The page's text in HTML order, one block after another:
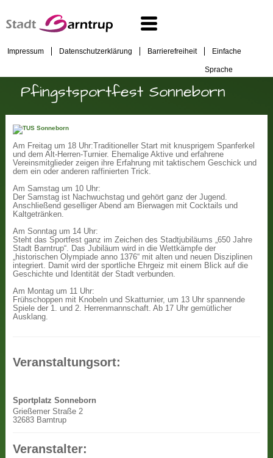
Impressum Datenschutzerklärung Barrierefreiheit Einfache
Sprache
Pfingstsportfest Sonneborn
Am Freitag um 18 Uhr: Traditioneller Start mit knusprigem Spanferkel
und dem Alt-Herren-Turnier. Ehemalige Aktive und erfahrene
Vereinsmitglieder zeigen ihre Erfahrung mit taktischem Geschick und
dem ein oder anderen raffinierten Trick.
Am Samstag um 10 Uhr:
Der Samstag ist Nachwuchstag und gehört ganz der Jugend.
Anschließend geselliger Abend am Bierwagen mit Cocktails und
Kaltgetränken.
Am Sonntag um 14 Uhr:
Steht das Sportfest ganz im Zeichen des Stadtjubiläums „650 Jahre
Stadt Barntrup“. Das Jubiläum wird in die Wettkämpfe der
„historischen Olympiade anno 1376“ mit alten und neuen Disziplinen
integriert. Damit wird der sportliche Ehrgeiz mit einem Blick auf die
Geschichte und Identität der Stadt verbunden.
Am Montag um 11 Uhr:
Frühschoppen mit Knobeln und Skatturnier, um 13 Uhr spannende
Spiele der 1. und 2. Herrenmannschaft. Ab 17 Uhr gemütlicher
Ausklang.
Veranstaltungsort:
Sportplatz Sonneborn
Grießemer Straße 2
32683 Barntrup
Veranstalter: